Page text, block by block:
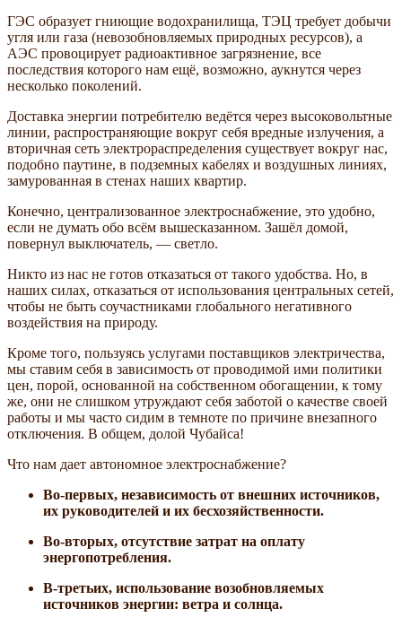
ГЭС образует гниющие водохранилища, ТЭЦ требует добычи
угля или газа (невозобновляемых природных ресурсов), а
АЭС провоцирует радиоактивное загрязнение, все
последствия которого нам ещё, возможно, аукнутся через
несколько поколений.
Доставка энергии потребителю ведётся через высоковольтные
линии, распространяющие вокруг себя вредные излучения, а
вторичная сеть электрораспределения существует вокруг нас,
подобно паутине, в подземных кабелях и воздушных линиях,
замурованная в стенах наших квартир.
Конечно, централизованное электроснабжение, это удобно,
если не думать обо всём вышесказанном. Зашёл домой,
повернул выключатель, — светло.
Никто из нас не готов отказаться от такого удобства. Но, в
наших силах, отказаться от использования центральных сетей,
чтобы не быть соучастниками глобального негативного
воздействия на природу.
Кроме того, пользуясь услугами поставщиков электричества,
мы ставим себя в зависимость от проводимой ими политики
цен, порой, основанной на собственном обогащении, к тому
же, они не слишком утруждают себя заботой о качестве своей
работы и мы часто сидим в темноте по причине внезапного
отключения. В общем, долой Чубайса!
Что нам дает автономное электроснабжение?
Во-первых, независимость от внешних источников,
их руководителей и их бесхозяйственности.
Во-вторых, отсутствие затрат на оплату
энергопотребления.
В-третьих, использование возобновляемых
источников энергии: ветра и солнца.